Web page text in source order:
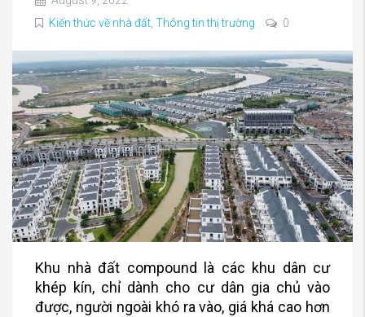
Kiến thức về nhà đất Thông tin thị trường 0
Khu nhà đất compound là các khu dân cư
khép kín, chỉ dành cho cư dân gia chủ vào
được, người ngoài khó ra vào, giá khá cao hơn